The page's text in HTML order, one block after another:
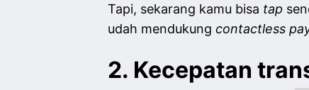
Tapi, sekarang kamu bisa tap
udah mendukung contactless
2. Kecepatan